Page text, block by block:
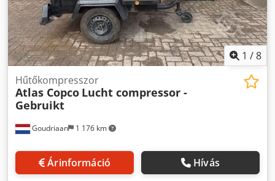
1 /8
Goudriaan 1 176 km
Hűtőkompresszor
Atlas Copco Lucht compressor -
Gebruikt
Árinformáció Hívás